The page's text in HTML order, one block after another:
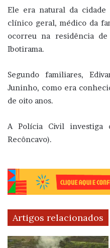
Ele era natural da cidade
clínico geral, médico da
ocorreu na residência
Ibotirama.
Segundo familiares,
Juninho, como era
de oito anos.
A Polícia Civil investiga
Recôncavo).
Artigos relacionados